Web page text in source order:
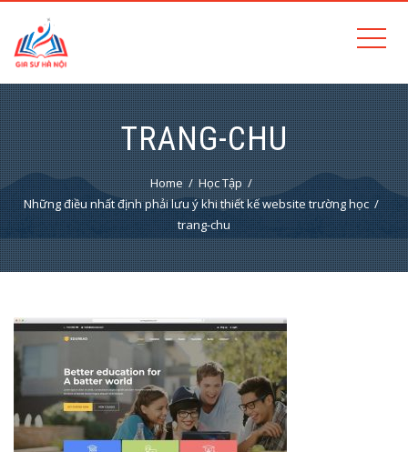
TRANG-CHU
Home
Học Tập
Những điều nhất định phải lưu ý khi thiết kế website trường học
trang-chu